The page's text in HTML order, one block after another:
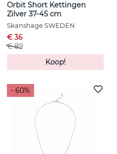
Orbit Short Kettingen
Zilver 37-45 cm
Skanshage SWEDEN
€ 36
€ 89
Koop!
- 60%